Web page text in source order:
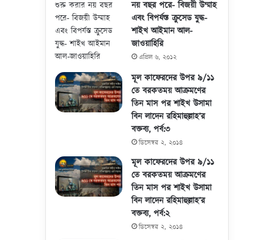
নয় বছর পরে- বিজয়ী উম্মাহ
এবং বিপর্যস্ত ক্রুসেড যুদ্ধ-
শাইখ আইমান আল-
জাওয়াহিরি
এপ্রিল ৬, ২০১২
মূল কাফেরদের উপর ৯/১১
তে বরকতময় আক্রমণের
তিন মাস পর শাইখ উসামা
বিন লাদেন রহিমাহুল্লাহ’র
বক্তব্য, পর্ব:৩
ডিসেম্বর ২, ২০১৪
মূল কাফেরদের উপর ৯/১১
তে বরকতময় আক্রমণের
তিন মাস পর শাইখ উসামা
বিন লাদেন রহিমাহুল্লাহ’র
বক্তব্য, পর্ব:২
ডিসেম্বর ২, ২০১৪